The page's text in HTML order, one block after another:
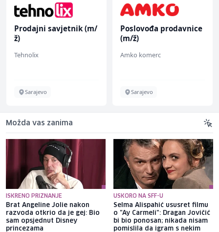
Poslovođa prodavnice
(m/ž)
Amko komerc
Sarajevo
Multimedijalni
marketing kreator (m/
Kalea
Ilijaš
Možda vas zanima
ISKRENO PRIZNANJE
Brat Angeline Jolie nakon
razvoda otkrio da je gej: Bio
sam opsjednut Disney
princezama
USKORO NA SFF-U
Selma Alispahić ususret filmu
o "Ay Carmeli": Dragan Jovičić
bi bio ponosan; nikada nisam
pomislila da igram s nekim